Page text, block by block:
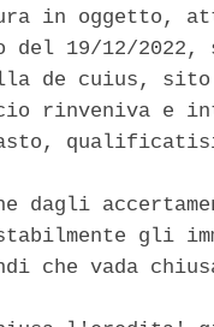
in oggetto,
del 19/12/
de cuius,
rinveniva e
dagli
gli
che vada